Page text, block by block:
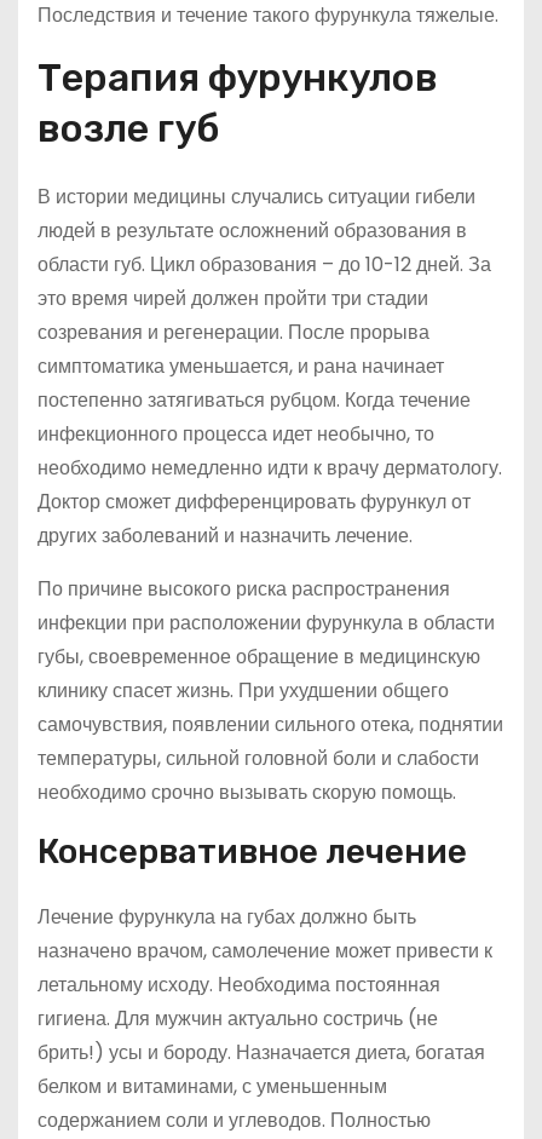
Последствия и течение такого фурункула тяжелые.
Терапия фурункулов
возле губ
В истории медицины случались ситуации гибели
людей в результате осложнений образования в
области губ. Цикл образования – до 10-12 дней. За
это время чирей должен пройти три стадии
созревания и регенерации. После прорыва
симптоматика уменьшается, и рана начинает
постепенно затягиваться рубцом. Когда течение
инфекционного процесса идет необычно, то
необходимо немедленно идти к врачу дерматологу.
Доктор сможет дифференцировать фурункул от
других заболеваний и назначить лечение.
По причине высокого риска распространения
инфекции при расположении фурункула в области
губы, своевременное обращение в медицинскую
клинику спасет жизнь. При ухудшении общего
самочувствия, появлении сильного отека, поднятии
температуры, сильной головной боли и слабости
необходимо срочно вызывать скорую помощь.
Консервативное лечение
Лечение фурункула на губах должно быть
назначено врачом, самолечение может привести к
летальному исходу. Необходима постоянная
гигиена. Для мужчин актуально состричь (не
брить!) усы и бороду. Назначается диета, богатая
белком и витаминами, с уменьшенным
содержанием соли и углеводов. Полностью